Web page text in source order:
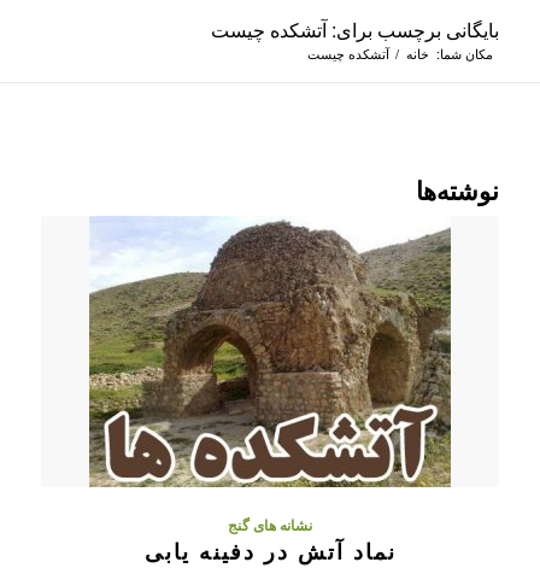
بایگانی برچسب برای: آتشکده چیست
مکان شما: خانه / آتشکده چیست
نوشته‌ها
نشانه های گنج
نماد آتش در دفینه یابی